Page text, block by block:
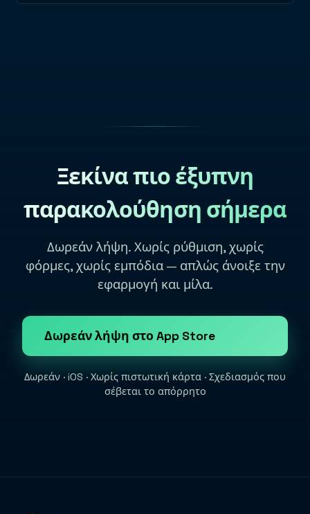
Ξεκίνα πιο έξυπνη
παρακολούθηση σήμερα
Δωρεάν λήψη. Χωρίς ρύθμιση, χωρίς
φόρμες, χωρίς εμπόδια — απλώς άνοιξε την
εφαρμογή και μίλα.
Δωρεάν λήψη στο App Store
Δωρεάν · iOS · Χωρίς πιστωτική κάρτα · Σχεδιασμός που
σέβεται το απόρρητο